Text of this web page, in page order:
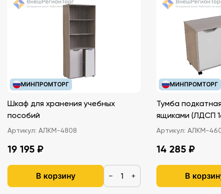
МИНПРОМТОРГ
Шкаф для хранения учебных
пособий
Артикул: АЛКМ-4808
19 195 ₽
В корзину − +
МИНПРОМТОРГ
Тумба
ящиками
Артикул: АЛКМ-
14 285 ₽
В